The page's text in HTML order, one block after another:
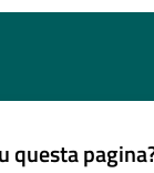
questa